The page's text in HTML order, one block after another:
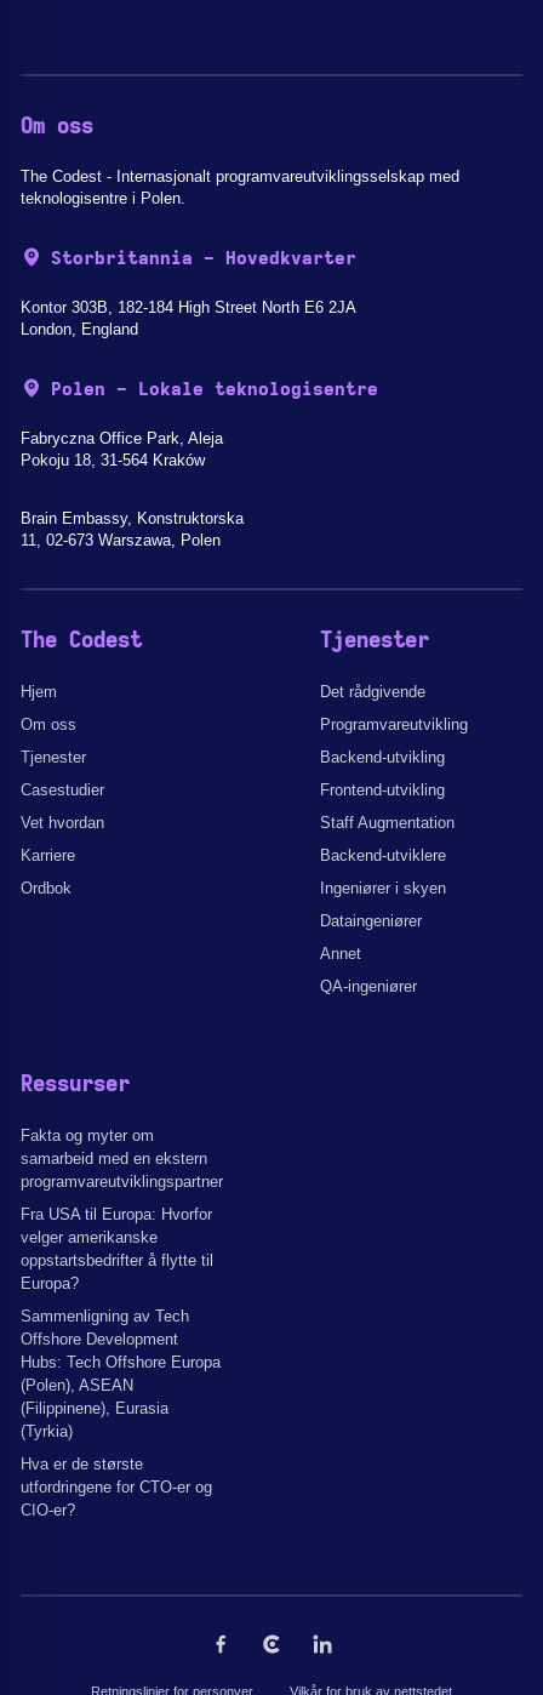
Om oss
The Codest - Internasjonalt programvareutviklingsselskap med
teknologisentre i Polen.
Storbritannia - Hovedkvarter
Kontor 303B, 182-184 High Street North E6 2JA
London, England
Polen - Lokale teknologisentre
Fabryczna Office Park, Aleja
Pokoju 18, 31-564 Kraków
Brain Embassy, Konstruktorska
11, 02-673 Warszawa, Polen
The Codest
Hjem
Om oss
Tjenester
Casestudier
Vet hvordan
Karriere
Ordbok
Tjenester
Det rådgivende
Programvareutvikling
Backend-utvikling
Frontend-utvikling
Staff Augmentation
Backend-utviklere
Ingeniører i skyen
Dataingeniører
Annet
QA-ingeniører
Ressurser
Fakta og myter om
samarbeid med en ekstern
programvareutviklingspartner
Fra USA til Europa: Hvorfor
velger amerikanske
oppstartsbedrifter å flytte til
Europa?
Sammenligning av Tech
Offshore Development
Hubs: Tech Offshore Europa
(Polen), ASEAN
(Filippinene), Eurasia
(Tyrkia)
Hva er de største
utfordringene for CTO-er og
CIO-er?
Retningslinjer for personver Vilkår for bruk av nettstedet